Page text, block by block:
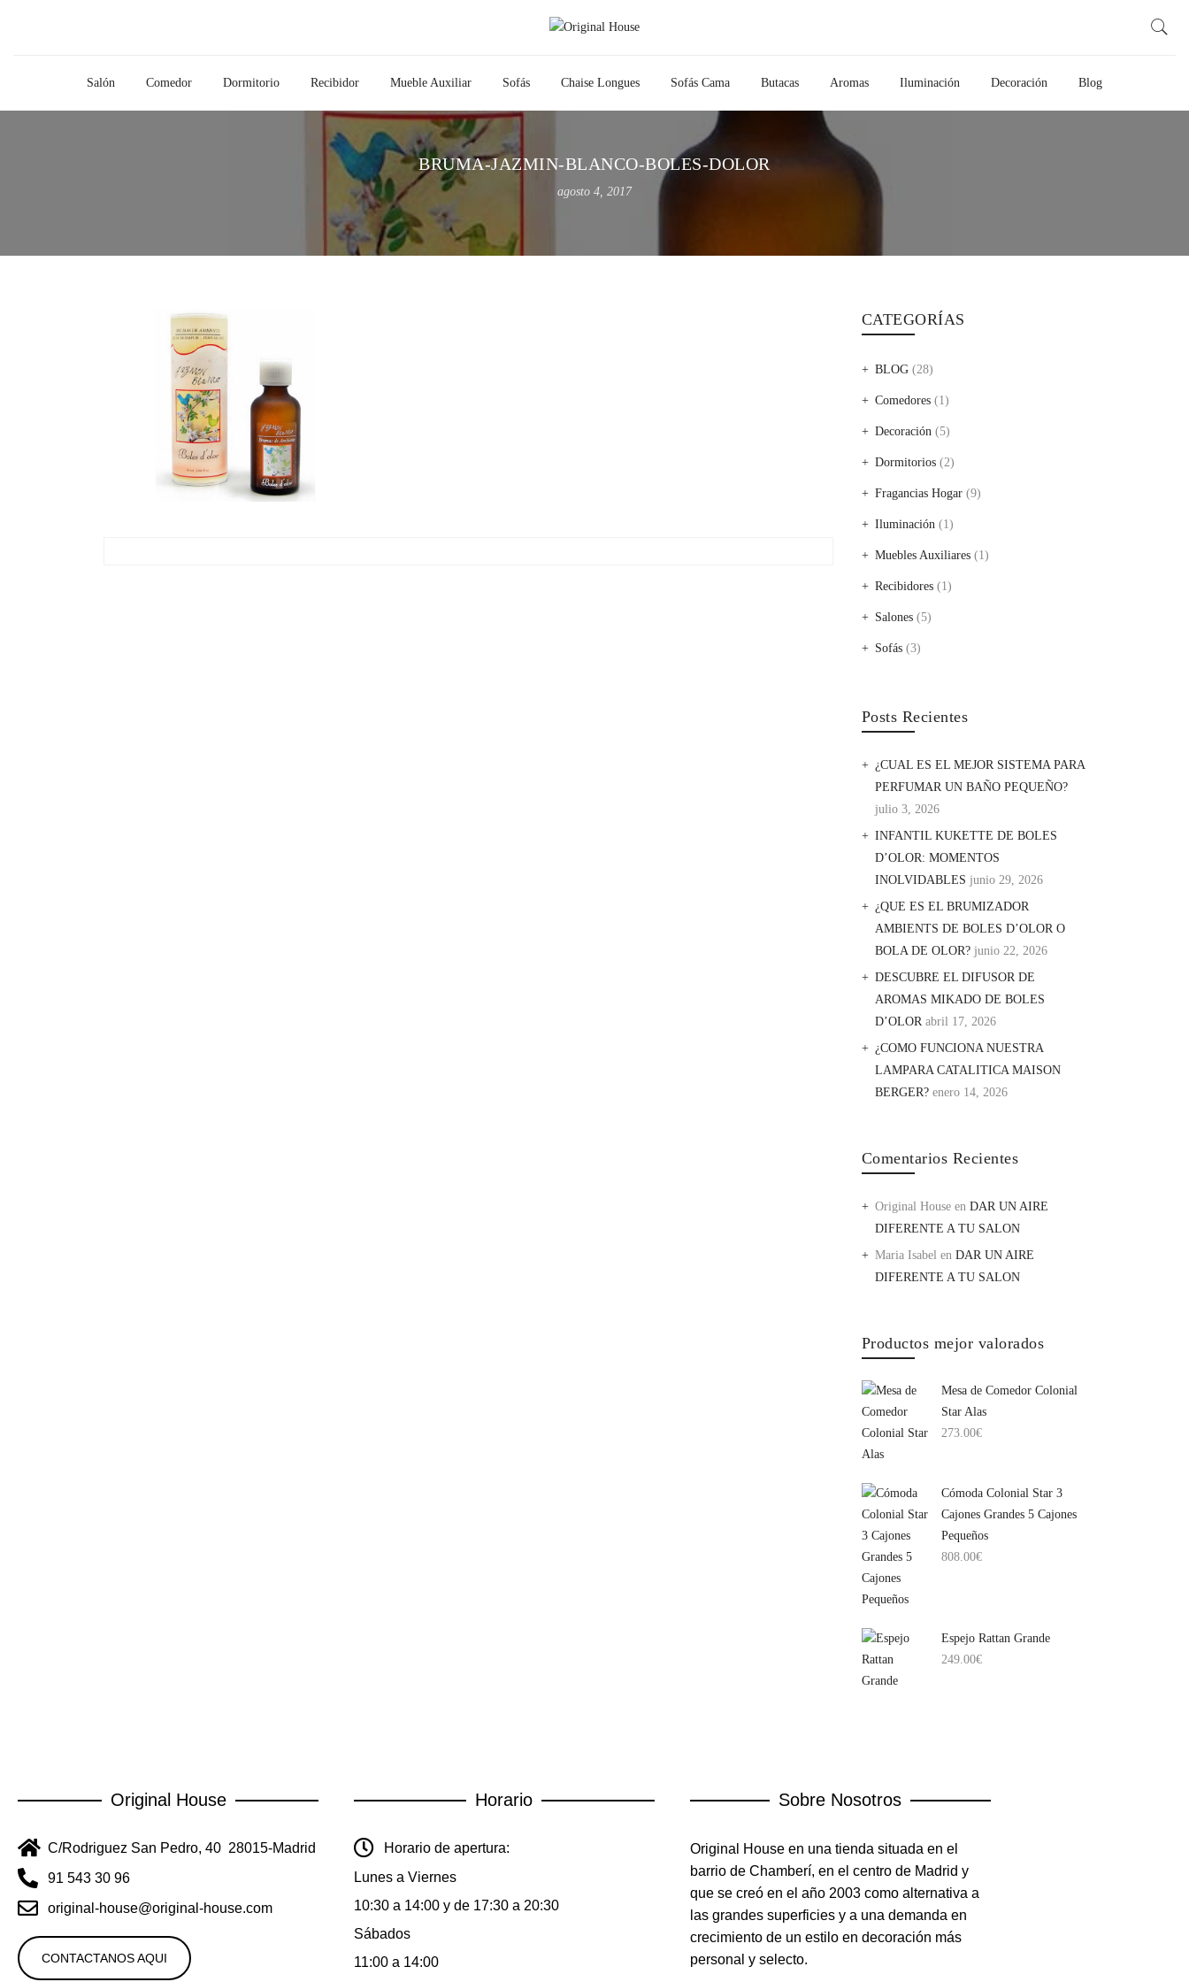
Salón Comedor Dormitorio Recibidor Mueble Auxiliar Sofás Chaise Longues Sofás Cama Butacas Aromas Iluminación Decoración Blog
BRUMA-JAZMIN-BLANCO-BOLES-DOLOR
agosto 4, 2017
CATEGORÍAS
BLOG(28)
Comedores(1)
Decoración(5)
Dormitorios(2)
Fragancias Hogar(9)
Iluminación(1)
Muebles Auxiliares(1)
Recibidores(1)
Salones(5)
Sofás(3)
Posts Recientes
¿CUAL ES EL MEJOR SISTEMA PARA
PERFUMAR UN BAÑO PEQUEÑO?
julio 3, 2026
INFANTIL KUKETTE DE BOLES
D’OLOR: MOMENTOS
INOLVIDABLES junio 29, 2026
¿QUE ES EL BRUMIZADOR
AMBIENTS DE BOLES D’OLOR O
BOLA DE OLOR? junio 22, 2026
DESCUBRE EL DIFUSOR DE
AROMAS MIKADO DE BOLES
D’OLOR abril 17, 2026
¿COMO FUNCIONA NUESTRA
LAMPARA CATALITICA MAISON
BERGER? enero 14, 2026
Comentarios Recientes
Original Houseen DAR UN AIRE
DIFERENTE A TU SALON
Maria Isabelen DAR UN AIRE
DIFERENTE A TU SALON
Productos mejor valorados
Mesa de Comedor Colonial
Star Alas
273.00€
Cómoda Colonial Star 3
Cajones Grandes 5 Cajones
Pequeños
808.00€
Espejo Rattan Grande
249.00€
Original House
C/Rodriguez San Pedro, 40 28015-Madrid
91 543 30 96
original-house@original-house.com
CONTACTANOS AQUI
Horario
Horario de apertura:
Lunes a Viernes
10:30 a 14:00 y de 17:30 a 20:30
Sábados
11:00 a 14:00
Sobre Nosotros
Original House en una tienda situada en el
barrio de Chamberí, en el centro de Madrid y
que se creó en el año 2003 como alternativa a
las grandes superficies y a una demanda en
crecimiento de un estilo en decoración más
personal y selecto.